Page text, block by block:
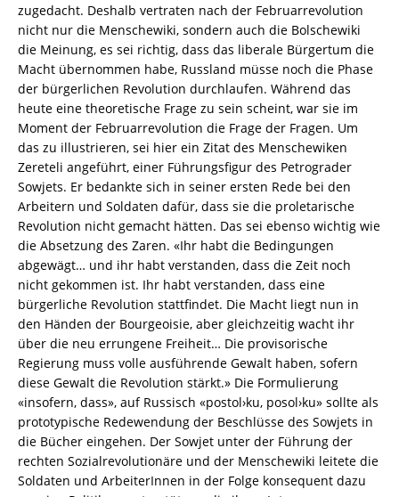
zugedacht. Deshalb vertraten nach der Februarrevolution
nicht nur die Menschewiki, sondern auch die Bolschewiki
die Meinung, es sei richtig, dass das liberale Bürgertum die
Macht übernommen habe, Russland müsse noch die Phase
der bürgerlichen Revolution durchlaufen. Während das
heute eine theoretische Frage zu sein scheint, war sie im
Moment der Februarrevolution die Frage der Fragen. Um
das zu illustrieren, sei hier ein Zitat des Menschewiken
Zereteli angeführt, einer Führungsfigur des Petrograder
Sowjets. Er bedankte sich in seiner ersten Rede bei den
Arbeitern und Soldaten dafür, dass sie die proletarische
Revolution nicht gemacht hätten. Das sei ebenso wichtig wie
die Absetzung des Zaren. «Ihr habt die Bedingungen
abgewägt… und ihr habt verstanden, dass die Zeit noch
nicht gekommen ist. Ihr habt verstanden, dass eine
bürgerliche Revolution stattfindet. Die Macht liegt nun in
den Händen der Bourgeoisie, aber gleichzeitig wacht ihr
über die neu errungene Freiheit… Die provisorische
Regierung muss volle ausführende Gewalt haben, sofern
diese Gewalt die Revolution stärkt.» Die Formulierung
«insofern, dass», auf Russisch «postol›ku, posol›ku» sollte als
prototypische Redewendung der Beschlüsse des Sowjets in
die Bücher eingehen. Der Sowjet unter der Führung der
rechten Sozialrevolutionäre und der Menschewiki leitete die
Soldaten und ArbeiterInnen in der Folge konsequent dazu